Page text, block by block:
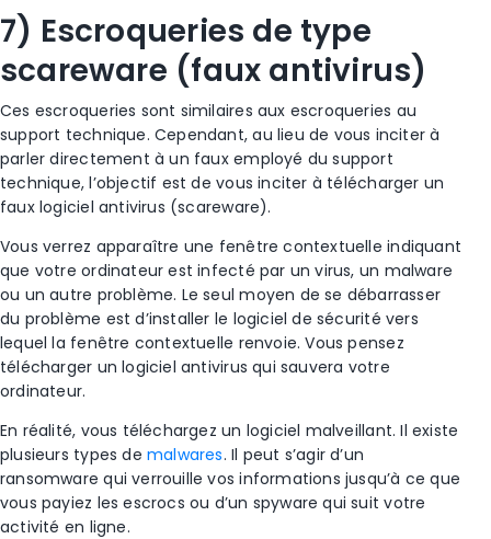
7) Escroqueries de type
scareware (faux antivirus)
Ces escroqueries sont similaires aux escroqueries au
support technique. Cependant, au lieu de vous inciter à
parler directement à un faux employé du support
technique, l’objectif est de vous inciter à télécharger un
faux logiciel antivirus (scareware).
Vous verrez apparaître une fenêtre contextuelle indiquant
que votre ordinateur est infecté par un virus, un malware
ou un autre problème. Le seul moyen de se débarrasser
du problème est d’installer le logiciel de sécurité vers
lequel la fenêtre contextuelle renvoie. Vous pensez
télécharger un logicielantivirus qui sauvera votre
ordinateur.
En réalité, vous téléchargez un logiciel malveillant. Il existe
plusieurs types de malwares. Il peut s’agir d’un
ransomware qui verrouille vos informations jusqu’à ce que
vous payiez lesescrocs ou d’un spyware qui suit votre
activité en ligne.